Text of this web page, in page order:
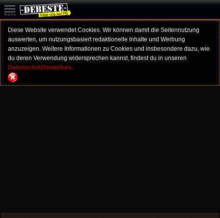
Diese Website verwendet Cookies. Wir können damit die Seitennutzung
auswerten, um nutzungsbasiert redaktionelle Inhalte und Werbung
anzuzeigen. Weitere Informationen zu Cookies und insbesondere dazu, wie
du deren Verwendung widersprechen kannst, findest du in unseren
Datenschutzhinweisen.